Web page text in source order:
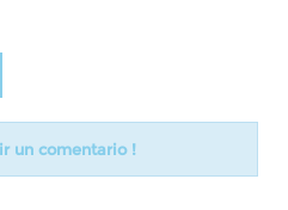
un comentario !